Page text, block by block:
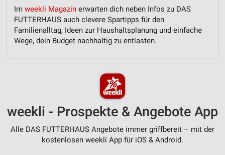
Im weekli Magazin erwarten dich neben Infos zu DAS
FUTTERHAUS auch clevere Spartipps für den
Familienalltag, Ideen zur Haushaltsplanung und einfache
Wege, dein Budget nachhaltig zu entlasten.
weekli - Prospekte & Angebote App
Alle DAS FUTTERHAUS Angebote immer griffbereit – mit der
kostenlosen weekli App für iOS & Android.